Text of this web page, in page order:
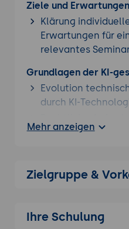
Ziele und
Klärung
Erwartungen für
relevantes
Grundlagen der KI-
Evolution
durch KI-
und
Aufbau
Mehr anzeigen
Zielgruppe &
Ihre Schulung